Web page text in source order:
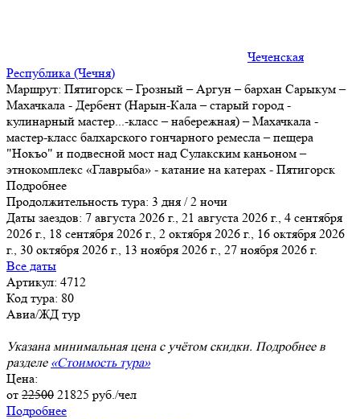
Чеченская
Республика (Чечня)
Маршрут: Пятигорск – Грозный – Аргун – бархан Сарыкум –
Махачкала - Дербент (Нарын-Кала – старый город -
кулинарный мастер...-класс – набережная) – Махачкала -
мастер-класс балхарского гончарного ремесла – пещера
"Нокъо" и подвесной мост над Сулакским каньоном –
этнокомплекс «Главрыба» - катание на катерах - Пятигорск
Подробнее
Продолжительность тура: 3 дня / 2 ночи
Даты заездов: 7 августа 2026 г., 21 августа 2026 г., 4 сентября
2026 г., 18 сентября 2026 г., 2 октября 2026 г., 16 октября 2026
г., 30 октября 2026 г., 13 ноября 2026 г., 27 ноября 2026 г.
Все даты
Артикул: 4712
Код тура: 80
Авиа/ЖД тур
Указана минимальная цена с учётом скидки. Подробнее в
разделе «Стоимость тура»
Цена:
от 22500 21825 руб./чел
Подробнее